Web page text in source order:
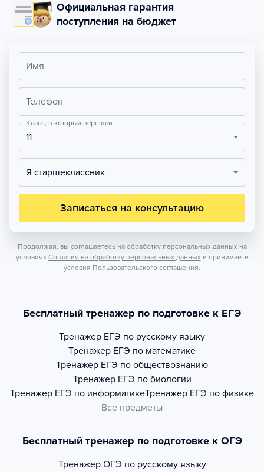
Официальная гарантия
поступления на бюджет
Имя
Телефон
Класс, в который перешли
11
Я старшеклассник
Записаться на консультацию
Продолжая, вы соглашаетесь на обработку персональных данных на
условиях Согласия на обработку персональных данных и принимаете
условия Пользовательского соглашения.
Бесплатный тренажер по подготовке к ЕГЭ
Тренажер ЕГЭ по русскому языку
Тренажер ЕГЭ по математике
Тренажер ЕГЭ по обществознанию
Тренажер ЕГЭ по биологии
Тренажер ЕГЭ по информатикеТренажер ЕГЭ по физике
Все предметы
Бесплатный тренажер по подготовке к ОГЭ
Тренажер ОГЭ по русскому языку